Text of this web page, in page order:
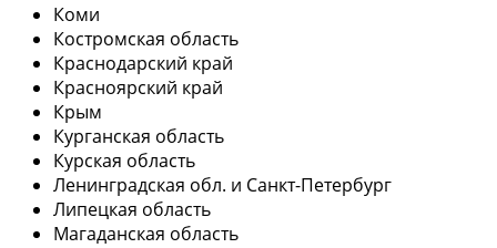
Коми
Костромская область
Краснодарский край
Красноярский край
Крым
Курганская область
Курская область
Ленинградская обл. и Санкт-Петербург
Липецкая область
Магаданская область